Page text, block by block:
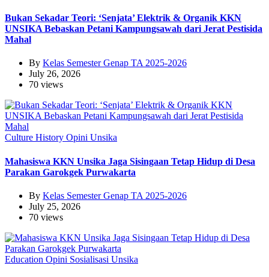
Bukan Sekadar Teori: ‘Senjata’ Elektrik & Organik KKN
UNSIKA Bebaskan Petani Kampungsawah dari Jerat Pestisida
Mahal
By Kelas Semester Genap TA 2025-2026
July 26, 2026
70 views
Culture History Opini Unsika
Mahasiswa KKN Unsika Jaga Sisingaan Tetap Hidup di Desa
Parakan Garokgek Purwakarta
By Kelas Semester Genap TA 2025-2026
July 25, 2026
70 views
Education Opini Sosialisasi Unsika